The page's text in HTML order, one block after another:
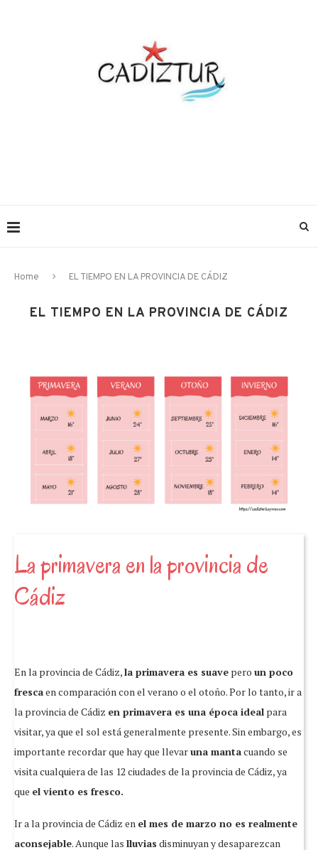
Home EL TIEMPO EN LA PROVINCIA DE CÁDIZ
EL TIEMPO EN LA PROVINCIA DE CÁDIZ
La primavera en la provincia de
Cádiz
En la provincia de Cádiz,la primavera es suave pero un poco
frescaen comparación con el verano o el otoño. Por lo tanto, ir a
la provincia de Cádiz en primavera es una época ideal para
visitar, ya que el sol está generalmente presente. Sin embargo, es
importante recordar que hay que llevaruna mantacuando se
visita cualquiera de las 12 ciudades de la provincia de Cádiz, ya
que el viento es fresco.
Ir a la provincia de Cádiz en el mes de marzo no es realmente
aconsejable. Aunque las lluvias disminuyan y desaparezcan